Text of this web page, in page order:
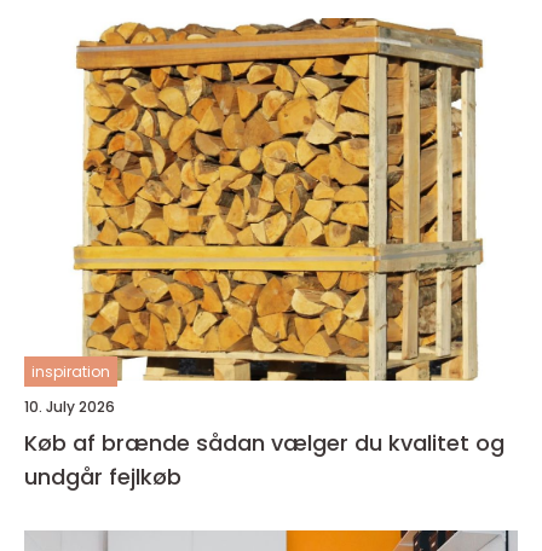
inspiration
10. July 2026
Køb af brænde sådan vælger du kvalitet og
undgår fejlkøb